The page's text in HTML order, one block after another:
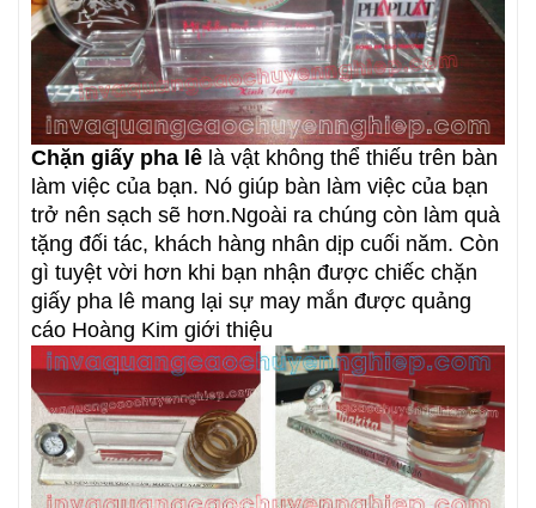
Chặn giấy pha lê là vật không thể thiếu trên bàn
làm việc của bạn. Nó giúp bàn làm việc của bạn
trở nên sạch sẽ hơn.Ngoài ra chúng còn làm quà
tặng đối tác, khách hàng nhân dịp cuối năm. Còn
gì tuyệt vời hơn khi bạn nhận được chiếc chặn
giấy pha lê mang lại sự may mắn được quảng
cáo Hoàng Kim giới thiệu